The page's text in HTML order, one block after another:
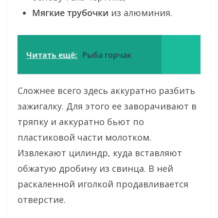
Мягкие трубочки из алюминия.
Читать ещё: Рыба горчак
Сложнее всего здесь аккуратно разбить
зажигалку. Для этого ее заворачивают в
тряпку и аккуратно бьют по
пластиковой части молотком.
Извлекают цилиндр, куда вставляют
обжатую дробину из свинца. В ней
раскаленной иголкой продавливается
отверстие.